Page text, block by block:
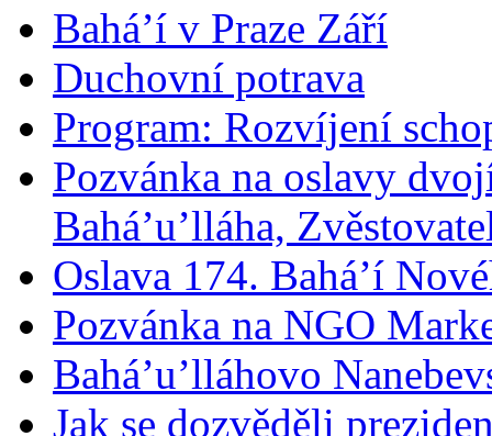
Bahá’í v Praze Září
Duchovní potrava
Program: Rozvíjení
Pozvánka na oslavy
Bahá’u’lláha,
Oslava 174. Bahá’í
Pozvánka na NGO
Bahá’u’lláhovo
Jak se dozvěděli